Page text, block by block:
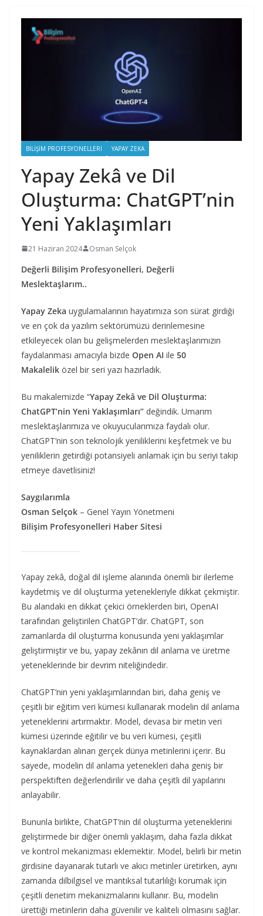
BILIŞIM PROFESYONELLERI YAPAY ZEKA
Yapay Zekâ ve Dil
Oluşturma: ChatGPT’nin
Yeni Yaklaşımları
21 Haziran 2024 Osman Selçok
Değerli Bilişim Profesyonelleri, Değerli
Meslektaşlarım..
Yapay Zeka uygulamalarının hayatımıza son sürat girdiği
ve en çok da yazılım sektörümüzü derinlemesine
etkileyecek olan bu gelişmelerden meslektaşlarımızın
faydalanması amacıyla bizde Open AI ile 50
Makalelik özel bir seri yazı hazırladık.
Bu makalemizde “Yapay Zekâ ve Dil Oluşturma:
ChatGPT’nin Yeni Yaklaşımları” değindik. Umarım
meslektaşlarımıza ve okuyucularımıza faydalı olur.
ChatGPT’nin son teknolojik yeniliklerini keşfetmek ve bu
yeniliklerin getirdiği potansiyeli anlamak için bu seriyi takip
etmeye davetlisiniz!
Saygılarımla
Osman Selçok – Genel Yayın Yönetmeni
Bilişim Profesyonelleri Haber Sitesi
Yapay zekâ, doğal dil işleme alanında önemli bir ilerleme
kaydetmiş ve dil oluşturma yetenekleriyle dikkat çekmiştir.
Bu alandaki en dikkat çekici örneklerden biri, OpenAI
tarafından geliştirilen ChatGPT’dir. ChatGPT, son
zamanlarda dil oluşturma konusunda yeni yaklaşımlar
geliştirmiştir ve bu, yapay zekânın dil anlama ve üretme
yeteneklerinde bir devrim niteliğindedir.
ChatGPT’nin yeni yaklaşımlarından biri, daha geniş ve
çeşitli bir eğitim veri kümesi kullanarak modelin dil anlama
yeteneklerini artırmaktır. Model, devasa bir metin veri
kümesi üzerinde eğitilir ve bu veri kümesi, çeşitli
kaynaklardan alınan gerçek dünya metinlerini içerir. Bu
sayede, modelin dil anlama yetenekleri daha geniş bir
perspektiften değerlendirilir ve daha çeşitli dil yapılarını
anlayabilir.
Bununla birlikte, ChatGPT’nin dil oluşturma yeteneklerini
geliştirmede bir diğer önemli yaklaşım, daha fazla dikkat
ve kontrol mekanizması eklemektir. Model, belirli bir metin
girdisine dayanarak tutarlı ve akıcı metinler üretirken, aynı
zamanda dilbilgisel ve mantıksal tutarlılığı korumak için
çeşitli denetim mekanizmalarını kullanır. Bu, modelin
ürettiği metinlerin daha güvenilir ve kaliteli olmasını sağlar.